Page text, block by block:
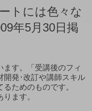
トには色々な
年5月30日掲
す。「受講後のフィ
開発･改訂や講師スキル
るためのものです。
ます。